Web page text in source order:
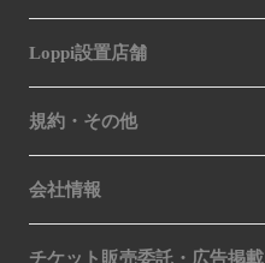
Loppi設置店舗
規約・その他
会社情報
チケット販売委託・広告掲載